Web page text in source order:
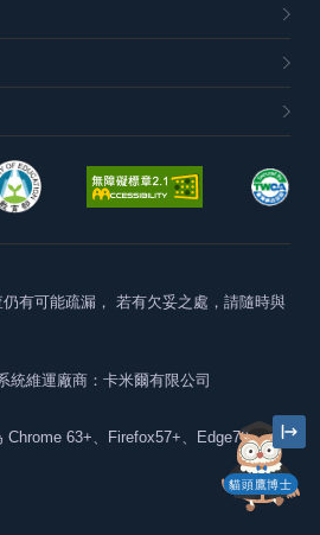
貓頭鷹博士
有可能疏漏， 若有欠妥之處，請隨時與
統維運廠商：卡米爾有限公司
Chrome 63+、Firefox57+、Edge79+及